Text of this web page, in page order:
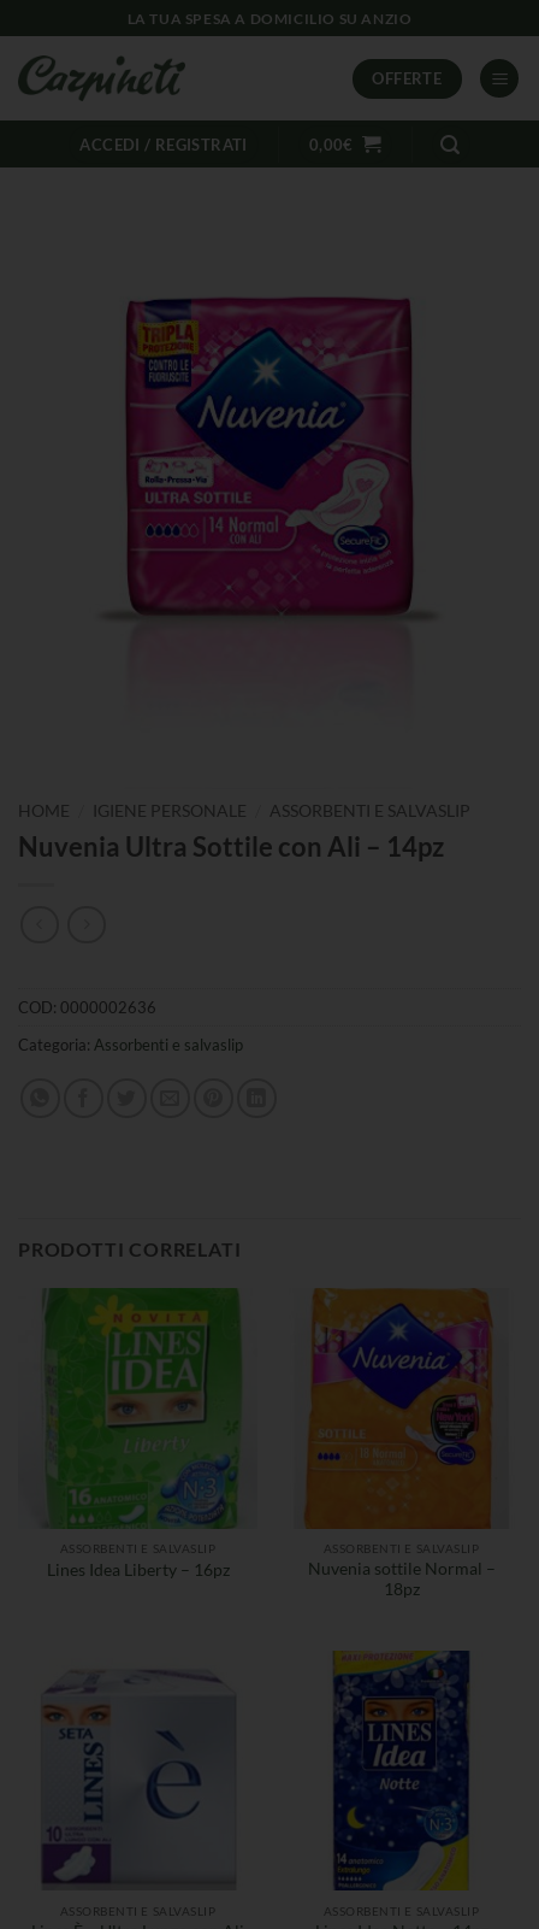
LA TUA SPESA A DOMICILIO SU ANZIO
OFFERTE
ACCEDI / REGISTRATI 0,00€
HOME IGIENE PERSONALE ASSORBENTI E SALVASLIP
Nuvenia Ultra Sottile con Ali – 14pz
COD: 0000002636
Categoria: Assorbenti e salvaslip
PRODOTTI CORRELATI
ASSORBENTI E SALVASLIP
Lines Idea Liberty – 16pz
ASSORBENTI E SALVASLIP
Nuvenia sottile Normal –
18pz
ASSORBENTI E SALVASLIP ASSORBENTI E SALVASLIP